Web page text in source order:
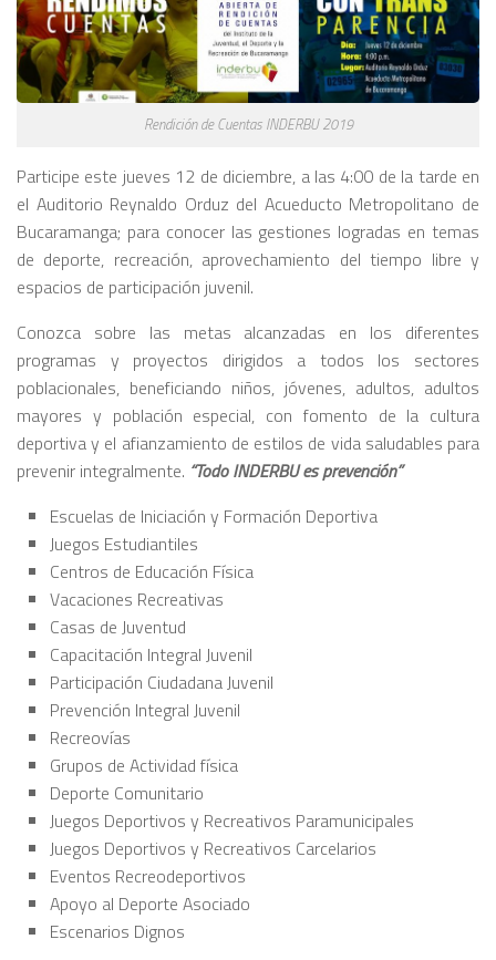
Rendición de Cuentas INDERBU 2019
Participe este jueves 12 de diciembre, a las 4:00 de la tarde en
el Auditorio Reynaldo Orduz del Acueducto Metropolitano de
Bucaramanga; para conocer las gestiones logradas en temas
de deporte, recreación, aprovechamiento del tiempo libre y
espacios de participación juvenil.
Conozca sobre las metas alcanzadas en los diferentes
programas y proyectos dirigidos a todos los sectores
poblacionales, beneficiando niños, jóvenes, adultos, adultos
mayores y población especial, con fomento de la cultura
deportiva y el afianzamiento de estilos de vida saludables para
prevenir integralmente. “Todo INDERBU es prevención”
Escuelas de Iniciación y Formación Deportiva
Juegos Estudiantiles
Centros de Educación Física
Vacaciones Recreativas
Casas de Juventud
Capacitación Integral Juvenil
Participación Ciudadana Juvenil
Prevención Integral Juvenil
Recreovías
Grupos de Actividad física
Deporte Comunitario
Juegos Deportivos y Recreativos Paramunicipales
Juegos Deportivos y Recreativos Carcelarios
Eventos Recreodeportivos
Apoyo al Deporte Asociado
Escenarios Dignos